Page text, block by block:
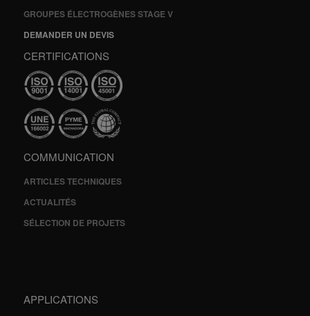
GROUPES ÉLECTROGÈNES STAGE V
DEMANDER UN DEVIS
CERTIFICATIONS
COMMUNICATION
ARTICLES TECHNIQUES
ACTUALITÉS
SÉLECTION DE PROJETS
APPLICATIONS